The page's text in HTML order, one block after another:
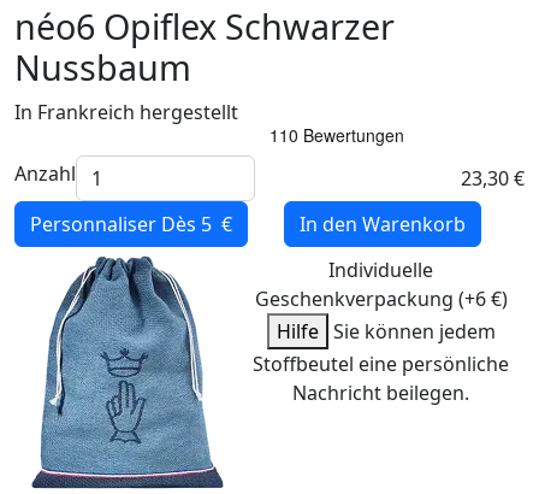
néo6 Opiflex Schwarzer
Nussbaum
In Frankreich hergestellt
Anzahl
23,30 €
Personnaliser Dès 5 €
In den Warenkorb
Individuelle
Geschenkverpackung (+6 €)
Hilfe Sie können jedem
Stoffbeutel eine persönliche
Nachricht beilegen.